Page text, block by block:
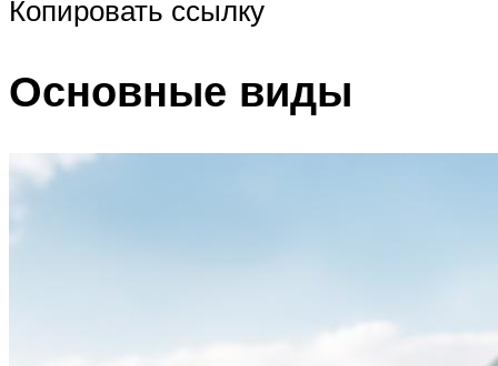
Копировать ссылку
Основные виды